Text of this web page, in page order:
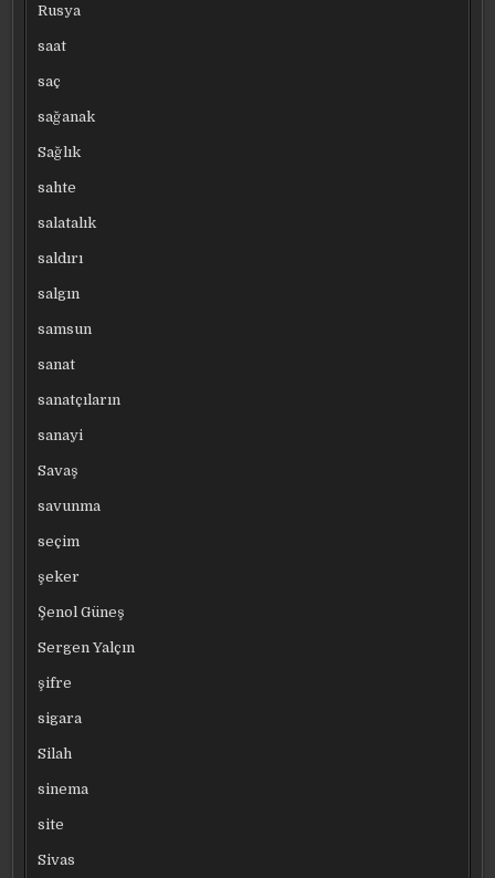
Rusya
saat
saç
sağanak
Sağlık
sahte
salatalık
saldırı
salgın
samsun
sanat
sanatçıların
sanayi
Savaş
savunma
seçim
şeker
Şenol Güneş
Sergen Yalçın
şifre
sigara
Silah
sinema
site
Sivas